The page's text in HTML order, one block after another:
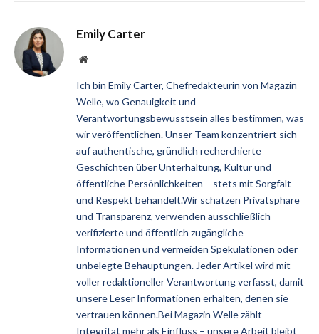
Emily Carter
Website
Ich bin Emily Carter, Chefredakteurin von Magazin
Welle, wo Genauigkeit und
Verantwortungsbewusstsein alles bestimmen, was
wir veröffentlichen. Unser Team konzentriert sich
auf authentische, gründlich recherchierte
Geschichten über Unterhaltung, Kultur und
öffentliche Persönlichkeiten – stets mit Sorgfalt
und Respekt behandelt.Wir schätzen Privatsphäre
und Transparenz, verwenden ausschließlich
verifizierte und öffentlich zugängliche
Informationen und vermeiden Spekulationen oder
unbelegte Behauptungen. Jeder Artikel wird mit
voller redaktioneller Verantwortung verfasst, damit
unsere Leser Informationen erhalten, denen sie
vertrauen können.Bei Magazin Welle zählt
Integrität mehr als Einfluss – unsere Arbeit bleibt